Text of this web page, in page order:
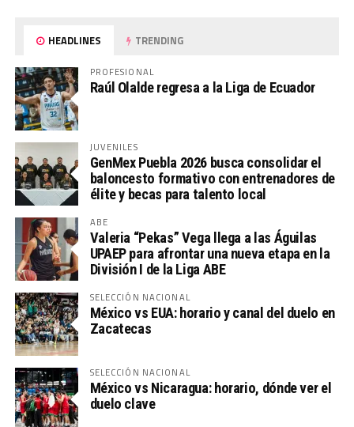
HEADLINES TRENDING
PROFESIONAL
Raúl Olalde regresa a la Liga de Ecuador
JUVENILES
GenMex Puebla 2026 busca consolidar el
baloncesto formativo con entrenadores de
élite y becas para talento local
ABE
Valeria “Pekas” Vega llega a las Águilas
UPAEP para afrontar una nueva etapa en la
División I de la Liga ABE
SELECCIÓN NACIONAL
México vs EUA: horario y canal del duelo en
Zacatecas
SELECCIÓN NACIONAL
México vs Nicaragua: horario, dónde ver el
duelo clave